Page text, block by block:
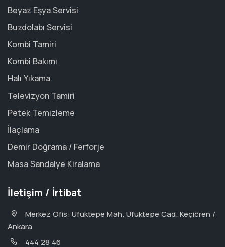
Beyaz Eşya Servisi
Buzdolabı Servisi
Kombi Tamiri
Kombi Bakımı
Halı Yıkama
Televizyon Tamiri
Petek Temizleme
İlaçlama
Demir Doğrama / Ferforje
Masa Sandalye Kiralama
İletişim / İrtibat
Merkez Ofis: Ufuktepe Mah. Ufuktepe Cad. Keçiören /
Ankara
444 28 46